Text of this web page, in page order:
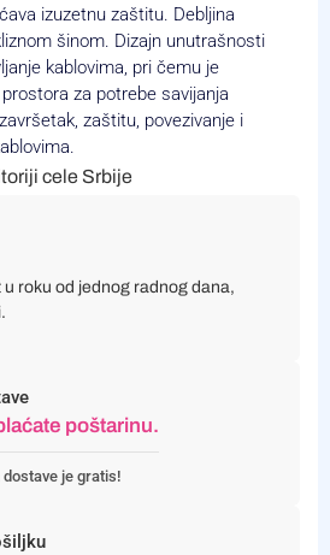
izuzetnu zaštitu. Debljina
šinom. Dizajn unutrašnosti
kablovima, pri čemu je
za potrebe savijanja
zaštitu, povezivanje i
cele Srbije
u roku od jednog radnog dana,
poštarinu.
dostave je gratis!